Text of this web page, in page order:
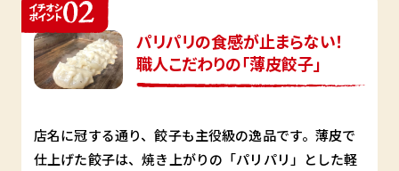
パリパリの食感が止まらない！
職人こだわりの「薄皮餃子」
店名に冠する通り、餃子も主役級の逸品です。薄皮で
仕上げた餃子は、焼き上がりの「パリパリ」とした軽